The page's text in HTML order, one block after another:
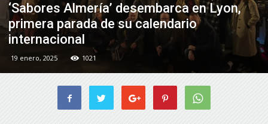
‘Sabores Almería’ desembarca en Lyon,
primera parada de su calendario
internacional
19 enero, 2025 1021